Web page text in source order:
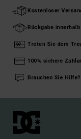
Kostenloser
Rückgabe
Treten Sie dem
100% sichere
Brauchen Sie Hilfe?